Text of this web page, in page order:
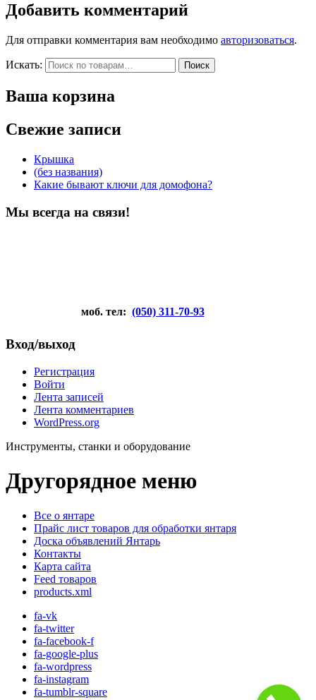
Добавить комментарий
Для отправки комментария вам необходимо авторизоваться.
Искать: Поиск
Ваша корзина
Свежие записи
Крышка
(без названия)
Какие бывают ключи для домофона?
Мы всегда на связи!
моб. тел: (050) 311-70-93
Вход/выход
Регистрация
Войти
Лента записей
Лента комментариев
WordPress.org
Инструменты, станки и оборудование
Другорядное меню
Все о янтаре
Прайс лист товаров для обработки янтаря
Доска объявлений Янтарь
Контакты
Карта сайта
Feed товаров
products.xml
fa-vk
fa-twitter
fa-facebook-f
fa-google-plus
fa-wordpress
fa-instagram
fa-tumblr-square